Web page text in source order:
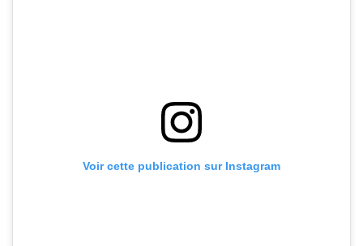
Voir cette publication sur Instagram